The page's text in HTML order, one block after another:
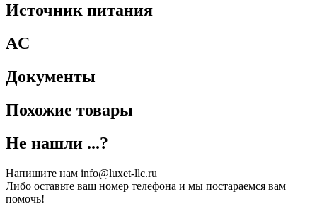
Источник питания
AC
Документы
Похожие товары
Не нашли ...?
Напишите нам info@luxet-llc.ru
Либо оставьте ваш номер телефона и мы постараемся вам
помочь!